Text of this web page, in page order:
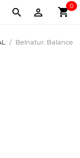
shopping_cart
0


Belnatur. Balance